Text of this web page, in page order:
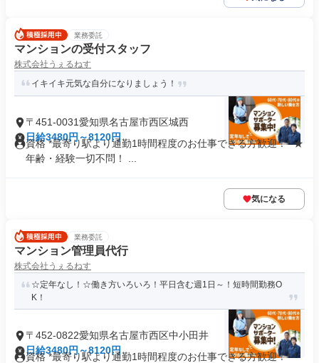
業務委託
マンションの受付スタッフ
株式会社うぇるねす
イキイキ元気な自分になりましょう！
〒451-0031愛知県名古屋市西区城西
日給3480円～8120円
資格 *最寄り駅より通勤1時間程度のお仕事できる方歓迎！* ★
年齢・経験一切不問！ ...
気になる
業務委託
マンション管理員代行
株式会社うぇるねす
☆定年なし！☆働き方いろいろ！平日含む週1日～！短時間勤務O
K！
〒452-0822愛知県名古屋市西区中小田井
日給3480円～8120円
資格 *最寄り駅より通勤1時間程度のお仕事できる方歓迎！* *